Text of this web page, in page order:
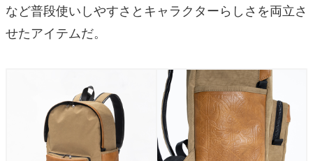
など普段使いしやすさとキャラクターらしさを両立さ
せたアイテムだ。